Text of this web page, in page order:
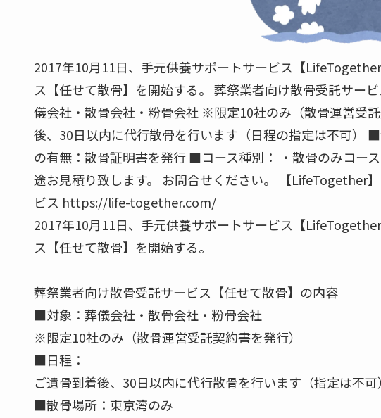
2017年10月11日、手元供養サポートサービス【
ス【任せて散骨】を開始する。 葬祭業者向け散骨受託サー
儀会社・散骨会社・粉骨会社 ※限定10社のみ（散骨運営受
後、30日以内に代行散骨を行います（日程の指定は不可）
の有無：散骨証明書を発行 ■コース種別： ・散骨のみコー
途お見積り致します。 お問合せください。 【LifeTogether
ビス https://life-together.com/
2017年10月11日、手元供養サポートサービス【
ス【任せて散骨】を開始する。
葬祭業者向け散骨受託サービス【任せて散骨】の内容
■対象：葬儀会社・散骨会社・粉骨会社
※限定10社のみ（散骨運営受託契約書を発行）
■日程：
ご遺骨到着後、30日以内に代行散骨を行います（指定は不可）
■散骨場所：東京湾のみ